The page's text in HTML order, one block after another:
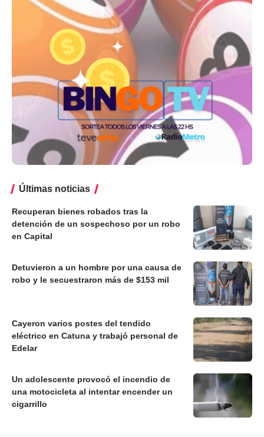
Últimas noticias
Recuperan bienes robados tras la
detención de un sospechoso por un robo
en Capital
Detuvieron a un hombre por una causa de
robo y le secuestraron más de $153 mil
Cayeron varios postes del tendido
eléctrico en Catuna y trabajó personal de
Edelar
Un adolescente provocó el incendio de
una motocicleta al intentar encender un
cigarrillo